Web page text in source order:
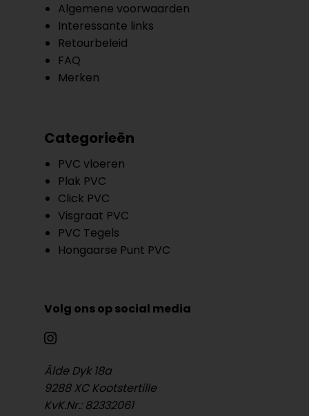
Algemene voorwaarden
Interessante links
Retourbeleid
FAQ
Merken
Categorieën
PVC vloeren
Plak PVC
Click PVC
Visgraat PVC
PVC Tegels
Hongaarse Punt PVC
Volg ons op social media
Âlde Dyk 18a
9288 XC Kootstertille
KvK.Nr.: 82332061